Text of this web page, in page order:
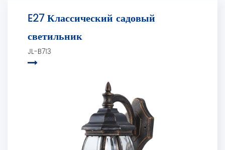
E27 Классический садовый
светильник
JL-B713